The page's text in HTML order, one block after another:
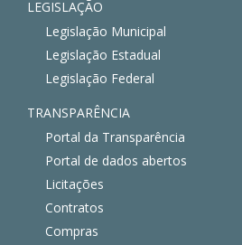
LEGISLAÇÃO
Legislação Municipal
Legislação Estadual
Legislação Federal
TRANSPARÊNCIA
Portal da Transparência
Portal de dados abertos
Licitações
Contratos
Compras